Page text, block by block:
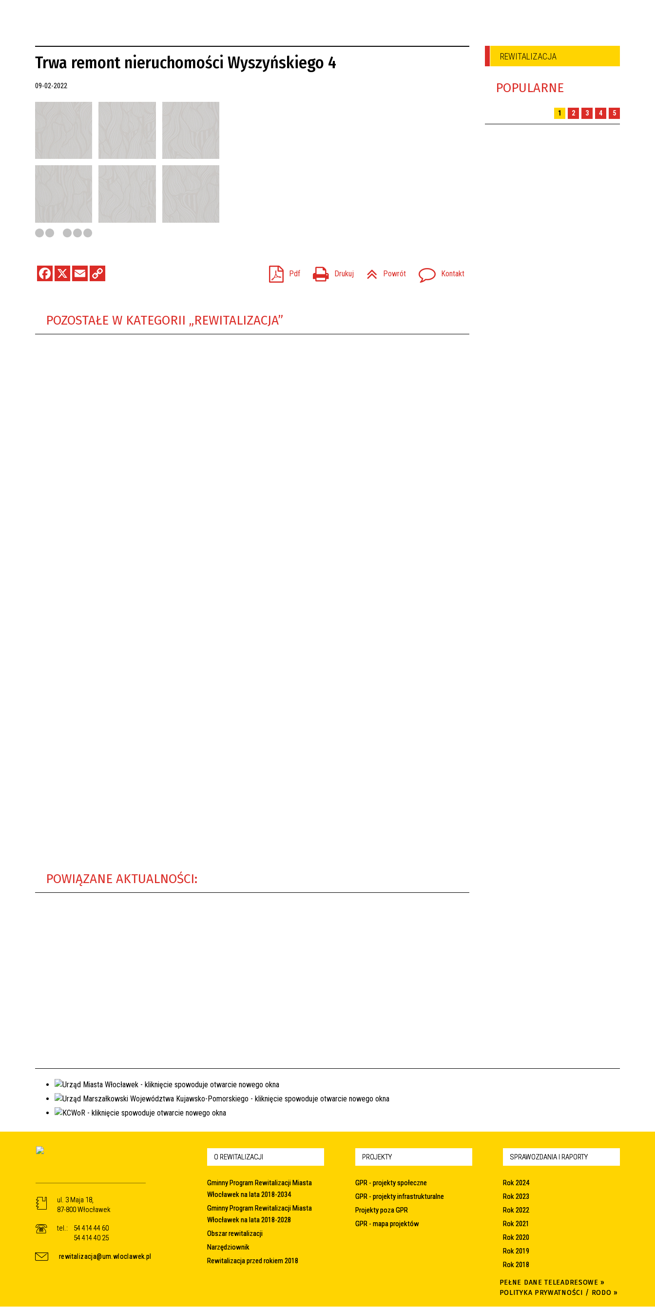
Trwa remont nieruchomości Wyszyńskiego 4
09-02-2022
Pdf Drukuj Powrót Kontakt
POZOSTAŁE W KATEGORII „REWITALIZACJA”
POWIĄZANE AKTUALNOŚCI:
REWITALIZACJA
POPULARNE
1 2 3 4 5
ul. 3 Maja 18,
87-800 Włocławek
tel.:
54 414 44 60
54 414 40 25
rewitalizacja@um.wloclawek.pl
O REWITALIZACJI
Gminny Program Rewitalizacji Miasta
Włocławek na lata 2018-2034
Gminny Program Rewitalizacji Miasta
Włocławek na lata 2018-2028
Obszar rewitalizacji
Narzędziownik
Rewitalizacja przed rokiem 2018
PROJEKTY
GPR - projekty społeczne
GPR - projekty infrastrukturalne
Projekty poza GPR
GPR - mapa projektów
SPRAWOZDANIA I RAPORTY
Rok 2024
Rok 2023
Rok 2022
Rok 2021
Rok 2020
Rok 2019
Rok 2018
PEŁNE DANE TELEADRESOWE »
POLITYKA PRYWATNOŚCI / RODO »